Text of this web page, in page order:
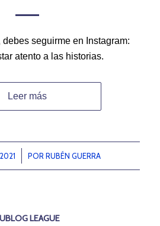
seguirme en Instagram:
atento a las historias.
Leer más
PORRUBÉN GUERRA
LEAGUE